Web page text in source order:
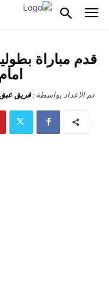
قدم مباراة
تم الاعداد بواسطة : فريق عبق